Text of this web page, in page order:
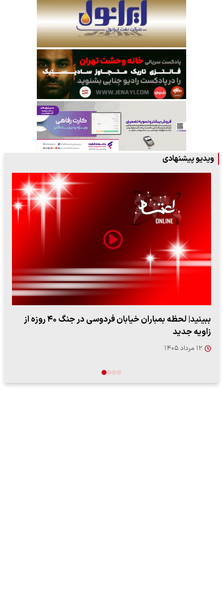
ویدیو پیشنهادی
ببینید| ویدئویی جدید از لحظه زلزله ۷.۱ ریشتری
"کوماموتو" ژاپن ۹ روز…
۱۶ مرداد ۱۴۰۵